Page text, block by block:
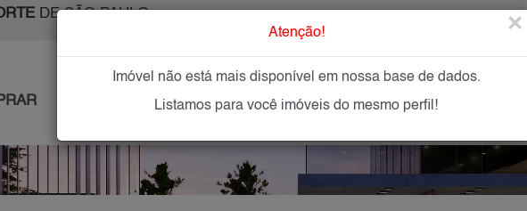
DE SÃO PAULO
|
IMÓVEIS NOVOS IMOBILIÁRIAS OFEREÇA
Atenção! ×
Imóvel não está mais disponível em nossa base de dados.
Listamos para você imóveis do mesmo perfil!